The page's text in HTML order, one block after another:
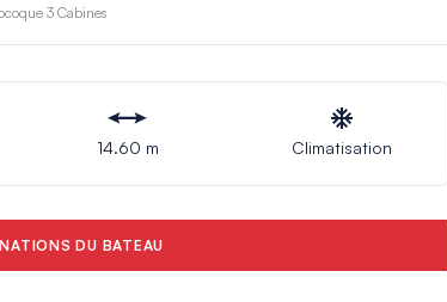
3 Cabines
14.60 m Climatisation
DU BATEAU